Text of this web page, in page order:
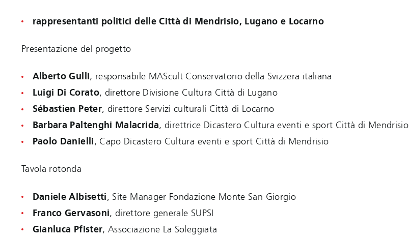
​​​​​​rappresentanti politici delle Città di Mendrisio, Lugano e Locarno
Presentazione del progetto
Alberto Gulli, responsabile MAScult Conservatorio della Svizzera italiana
Luigi Di Corato, direttore Divisione Cultura Città di Lugano
Sébastien Peter, direttore Servizi culturali Città di Locarno
Barbara Paltenghi Malacrida, direttrice Dicastero Cultura eventi e sport Città di Mendrisio
Paolo Danielli, Capo Dicastero Cultura eventi e sport Città di Mendrisio
Tavola rotonda
Daniele Albisetti, Site Manager Fondazione Monte San Giorgio
Franco Gervasoni, direttore generale SUPSI
Gianluca Pfister, Associazione La Soleggiata